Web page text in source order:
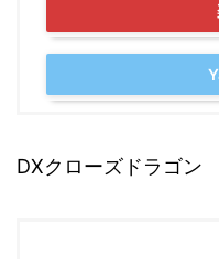
DXクローズドラゴン